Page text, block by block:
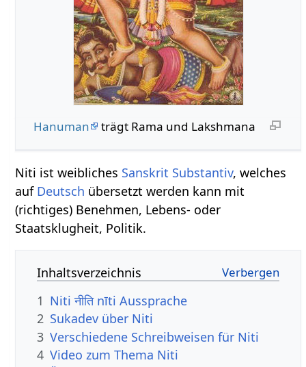
Hanuman trägt Rama und Lakshmana
Niti ist weibliches Sanskrit Substantiv, welches
auf Deutsch übersetzt werden kann mit
(richtiges) Benehmen, Lebens- oder
Staatsklugheit, Politik.
Inhaltsverzeichnis
1 Niti नीति nīti Aussprache
2 Sukadev über Niti
3 Verschiedene Schreibweisen für Niti
4 Video zum Thema Niti